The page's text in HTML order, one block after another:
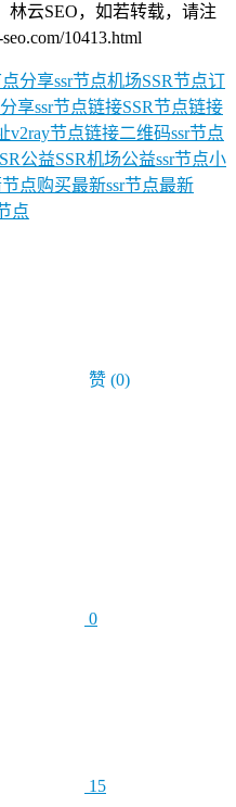
林云SEO，如若转载，请注
10413.html
点分享ssr节点机场SSR节点订
享ssr节点链接SSR节点链接
v2ray节点链接二维码ssr节点
公益SSR机场公益ssr节点小
点购买最新ssr节点最新
点
赞 (0)
0
15